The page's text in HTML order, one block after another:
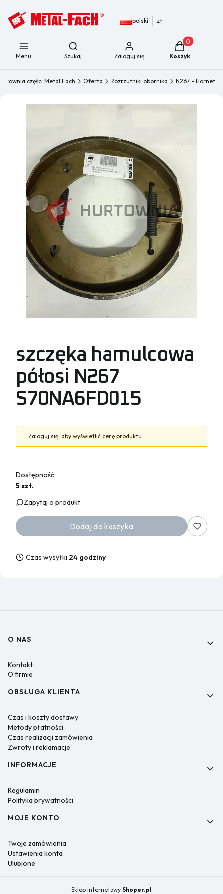
polski zł
Menu
Otwórz wyszukiwarkę
Szukaj Zaloguj się
Produkty w
Koszyk
części Metal Fach Oferta Rozrzutniki obornika N267 - Hornet
szczęka hamulcowa
półosi N267
S70NA6FD015
Zaloguj się, aby wyświetlić cenę produktu
Dostępność:
5 szt.
Zapytaj o produkt
Dodaj do koszyka
Czas wysyłki:24 godziny
Linki w stopce
O NAS
Kontakt
O firmie
OBSŁUGA KLIENTA
Czas i koszty dostawy
Metody płatności
Czas realizacji zamówienia
Zwroty i reklamacje
INFORMACJE
Regulamin
Polityka prywatności
MOJE KONTO
Twoje zamówienia
Ustawienia konta
Ulubione
Sklep internetowy Shoper.pl